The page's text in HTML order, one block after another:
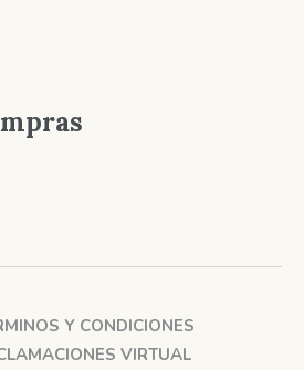
Y CONDICIONES
VIRTUAL